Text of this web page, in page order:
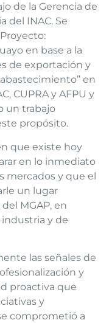
de la Gerencia de
del INAC. Se
en base a la
de exportación y
en
CUPRA y AFPU y
un trabajo
propósito.
que existe hoy
en lo inmediato
mercados y que el
un lugar
MGAP, en
y de
las señales de
y
proactiva que
y
comprometió a